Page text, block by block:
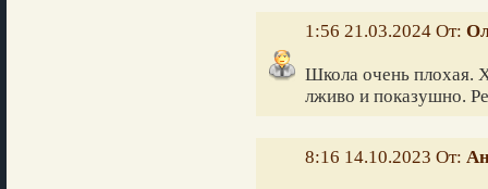
1:56 21.03.2024 От:
Школа очень плохая.
лживо и показушно.
8:16 14.10.2023 От: